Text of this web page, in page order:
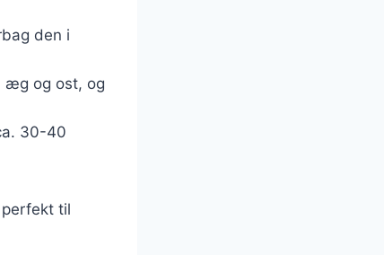
den i
æg og ost, og
30-40
til